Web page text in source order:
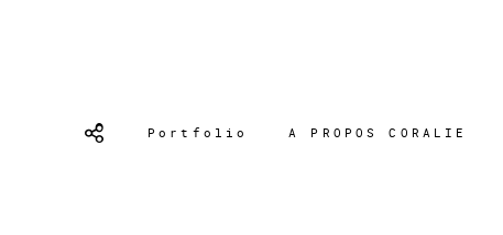
Portfolio A PROPOS CORALIE